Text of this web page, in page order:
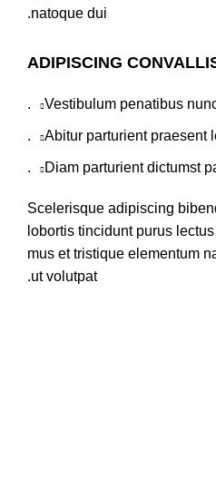
natoque dui.
ADIPISCING
Vestibulum penatibus
Abitur parturient praesent
Diam parturient dictumst
Scelerisque adipiscing
lobortis tincidunt purus
mus et tristique elementum
ut volutpat.